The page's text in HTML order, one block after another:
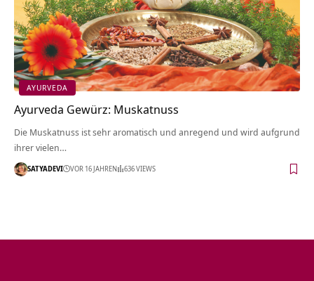
AYURVEDA
Ayurveda Gewürz: Muskatnuss
Die Muskatnuss ist sehr aromatisch und anregend und wird aufgrund
ihrer vielen…
SATYADEVI VOR 16 JAHREN 636 VIEWS